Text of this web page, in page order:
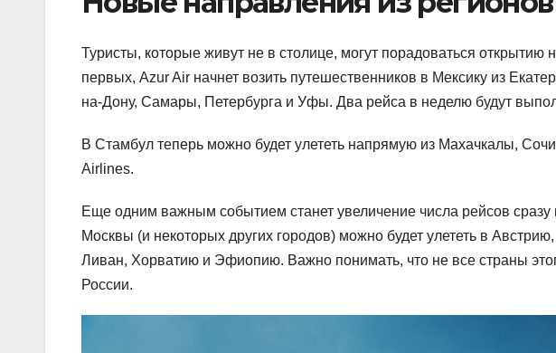
Туристы, которые живут не в столице, могут порадоваться
первых, Azur Air начнет возить путешественников в Мексику из
на-Дону, Самары, Петербурга и Уфы. Два рейса в неделю будут
В Стамбул теперь можно будет улететь напрямую из Махачкалы,
Airlines.
Еще одним важным событием станет увеличение числа рейсов
Москвы (и некоторых других городов) можно будет улететь в
Ливан, Хорватию и Эфиопию. Важно понимать, что не все страны
России.